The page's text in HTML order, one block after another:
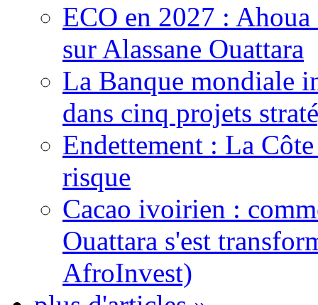
ECO en 2027 :
sur Alassane Ouattara
La Banque mondiale
dans cinq projets
Endettement : La
risque
Cacao ivoirien :
Ouattara s'est
AfroInvest)